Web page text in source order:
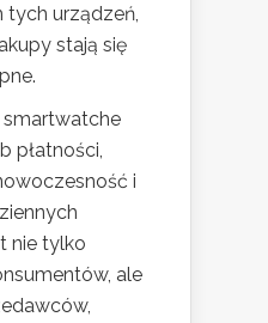
urządzeń,
stają się
smartwatche
płatności,
i
nie tylko
ale